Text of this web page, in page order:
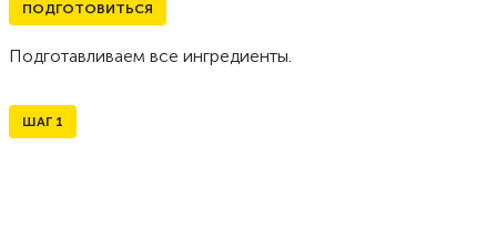
ПОДГОТОВИТЬСЯ
Подготавливаем все ингредиенты.
ШАГ 1